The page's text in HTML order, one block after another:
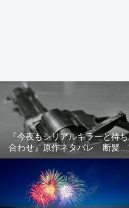
『今夜もシリアルキラーと待ち
合わせ』原作ネタバレ 断髪オ
ブジェ殺人事件 犯人の正体や
結末を解説